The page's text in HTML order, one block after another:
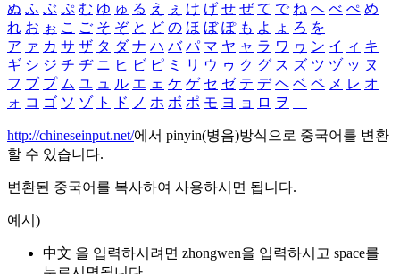
ぬ ふ ぶ ぷ む ゆ ゅ る え ぇ け げ せ ぜ て で ね へ べ ぺ め
れ お ぉ こ ご そ ぞ と ど の ほ ぼ ぽ も よ ょ ろ を
ア ァ カ サ ザ タ ダ ナ ハ バ パ マ ヤ ャ ラ ワ ヮ ン イ ィ キ
ギ シ ジ チ ヂ ニ ヒ ビ ピ ミ リ ウ ゥ ク グ ス ズ ツ ヅ ッ ヌ
フ ブ プ ム ユ ュ ル エ ェ ケ ゲ セ ゼ テ デ ヘ ベ ペ メ レ オ
ォ コ ゴ ソ ゾ ト ド ノ ホ ボ ポ モ ヨ ョ ロ ヲ ―
http://chineseinput.net/에서 pinyin(병음)방식으로 중국어를 변환
할 수 있습니다.
변환된 중국어를 복사하여 사용하시면 됩니다.
예시)
中文 을 입력하시려면 zhongwen을 입력하시고 space를